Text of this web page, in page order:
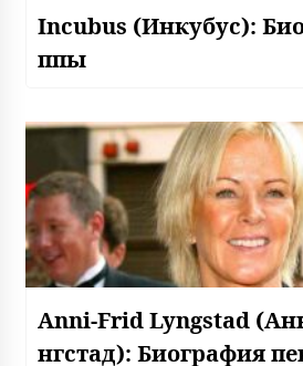
Incubus (Инкубус):
ппы
Anni-Frid Lyngstad
нгстад): Биография